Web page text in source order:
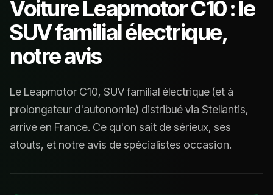
Voiture Leapmotor C10 : le
SUV familial électrique,
notre avis
Le Leapmotor C10, SUV familial électrique (et à
prolongateur d'autonomie) distribué via Stellantis,
arrive en France. Ce qu'on sait de sérieux, ses
atouts, et notre avis de spécialistes occasion.